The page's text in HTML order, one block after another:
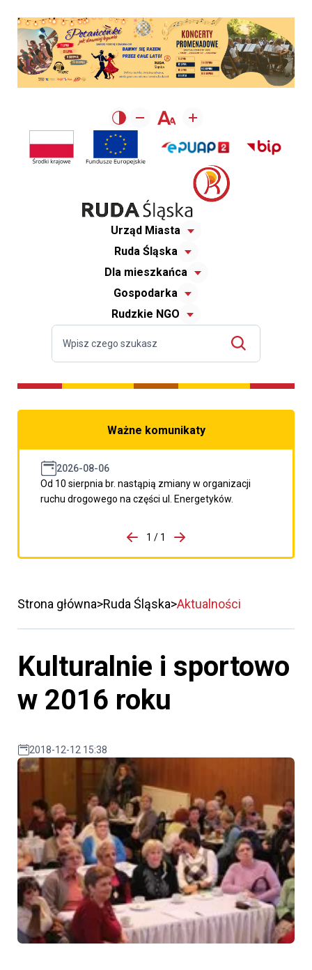
Urząd Miasta
Ruda Śląska
Dla mieszkańca
Gospodarka
Rudzkie NGO
Ważne komunikaty
2026-08-06
Od 10 sierpnia br. nastąpią zmiany w organizacji
ruchu drogowego na części ul. Energetyków.
porzpedniego komunikatu
1 / 1
Przejdź do następnego
Strona główna Ruda Śląska Aktualności
Kulturalnie i sportowo
w 2016 roku
2018-12-12 15:38